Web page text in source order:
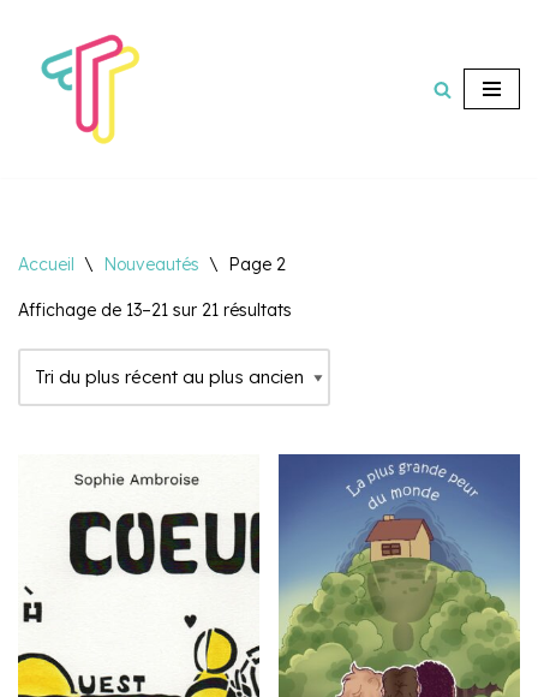
Aller
contenu
Accueil \ Nouveautés \ Page 2
Affichage de 13–21 sur 21 résultats